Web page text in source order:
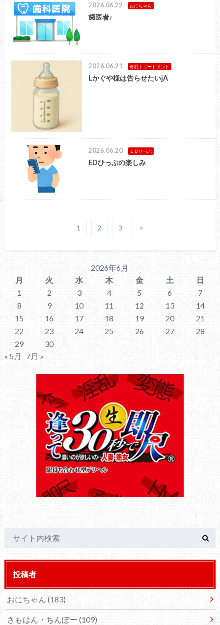
2026.06.22 おにちゃん
歯医者♪
2026.06.21 母乳トリートメント
Lかぐや様は告らせたいjA
2026.06.20 ＥＤひっぷ
EDひっぷの楽しみ
1 2 3 >
2026年6月
月
火 水 木 金 土
日
1
2 3 4 5 6
7
8
9 10 11 12 13
14
15
16 17 18 19 20
21
22
23 24 25 26 27
28
29
30
« 5月
7月 »
投稿者
おにちゃん (183)
さもはん・ちんぽー (109)